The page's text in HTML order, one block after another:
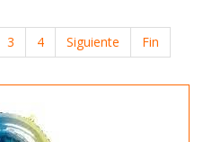
3 4 Siguiente Fin